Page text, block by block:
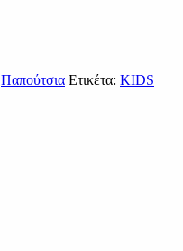
Παπούτσια Ετικέτα: KIDS